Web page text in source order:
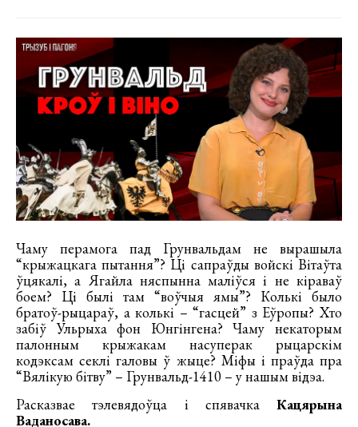
Чаму перамога пад Грунвальдам не вырашыла
“крыжацкага пытання”? Ці сапраўды войскі Вітаўта
ўцякалі, а Ягайла няспынна маліўся і не кіраваў
боем? Ці былі там “воўчыя ямы”? Колькі было
братоў-рыцараў, а колькі – “гасцей” з Еўропы? Хто
забіў Ульрыха фон Юнгінгена? Чаму некаторым
палонным крыжакам насуперак рыцарскім
кодэксам секлі галовы ў жыце? Міфы і праўда пра
“Вялікую бітву” – Грунвальд-1410 – у нашым відэа.
Расказвае тэлевядоўца і спявачка Кацярына
Ваданосава.